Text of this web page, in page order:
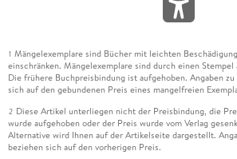
1 Mängelexemplare sind Bücher mit leichten
einschränken. Mängelexemplare sind durch einen
Die frühere Buchpreisbindung ist aufgehoben. Angaben
sich auf den gebundenen Preis eines mangelfreien
2 Diese Artikel unterliegen nicht der Preisbindung, die
wurde aufgehoben oder der Preis wurde vom Verlag
Alternative wird Ihnen auf der Artikelseite dargestellt.
beziehen sich auf den vorherigen Preis.